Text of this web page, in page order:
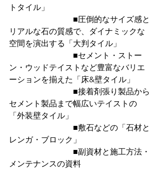
トタイル」
■圧倒的なサイズ感と
リアルな石の質感で、ダイナミックな
空間を演出する「大判タイル」
■セメント・ストー
ン・ウッドテイストなど豊富なバリエ
ーションを揃えた「床&壁タイル」
■接着剤張り製品から
セメント製品まで幅広いテイストの
「外装壁タイル」
■敷石などの「石材と
レンガ・ブロック」
■副資材と施工方法・
メンテナンスの資料